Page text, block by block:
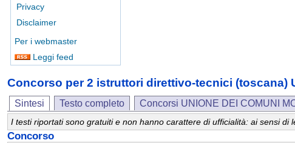
Privacy
Disclaimer
Per i webmaster
Leggi feed
Concorso per 2 istruttori direttivo-tecnici (toscana)
Sintesi Testo completo Concorsi UNIONE DEI COMUNI
I testi riportati sono gratuiti e non hanno carattere di ufficialità: ai sensi
Concorso